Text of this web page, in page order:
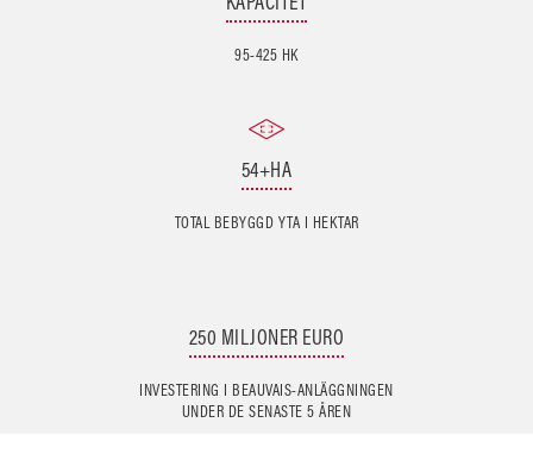
95-425 HK
54+HA
TOTAL BEBYGGD YTA I HEKTAR
250 MILJONER EURO
INVESTERING I BEAUVAIS-ANLÄGGNINGEN
UNDER DE SENASTE 5 ÅREN